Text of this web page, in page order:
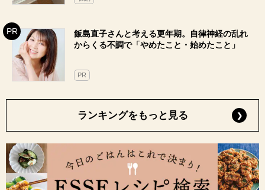
飯島直子さんと考える更年期。自律神経の乱れ
からくる不調で「やめたこと・始めたこと」
PR
ランキングをもっと見る